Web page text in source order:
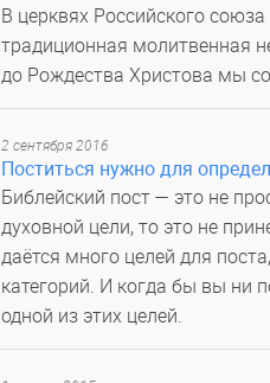
В церквях Российского
традиционная молитвенная
до Рождества Христова мы
2 сентября 2016
Поститься нужно для
Библейский пост — это не
духовной цели, то это не
даётся много целей для
категорий. И когда бы вы ни
одной из этих целей.